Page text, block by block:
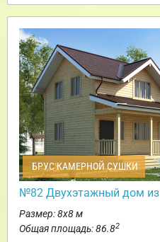
БРУС КАМЕРНОЙ СУШКИ
№82 Двухэтажный дом из
Размер: 8х8 м
Общая площадь: 86.82